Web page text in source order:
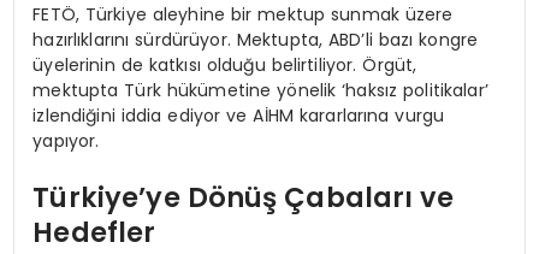
FETÖ, Türkiye aleyhine bir mektup sunmak üzere
hazırlıklarını sürdürüyor. Mektupta, ABD’li bazı kongre
üyelerinin de katkısı olduğu belirtiliyor. Örgüt,
mektupta Türk hükümetine yönelik ‘haksız politikalar’
izlendiğini iddia ediyor ve AİHM kararlarına vurgu
yapıyor.
Türkiye’ye Dönüş Çabaları ve
Hedefler